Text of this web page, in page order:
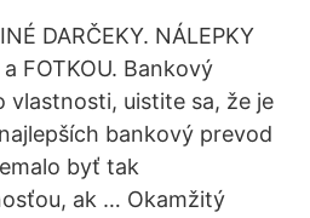
DARČEKY. NÁLEPKY
FOTKOU. Bankový
vlastnosti, uistite sa, že je
bankový prevod
byť tak
ak … Okamžitý